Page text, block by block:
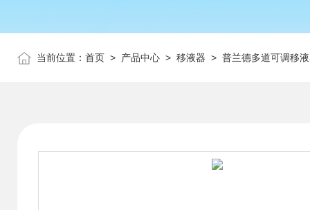
当前位置： 首页 > 产品中心 > 移液器 > 普兰德多道可调移